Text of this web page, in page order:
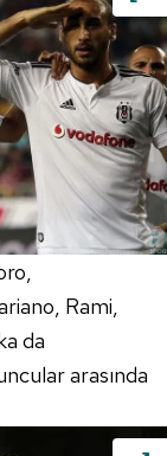
Rami,
da
arasında